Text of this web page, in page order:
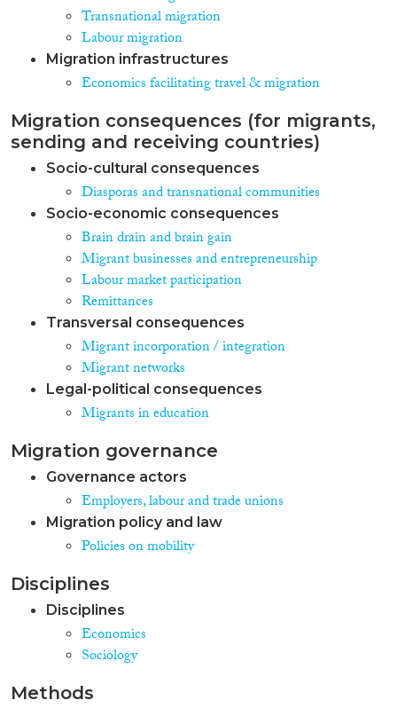
Team aufgebaut wurde bzw.
aufgebaut wird. Das IAB wird
darüber hinaus Mikodatensätze
wie die IAB-
Beschäftigtenstichprobe den
Verfügung stellen bzw. bei der
Arbeit mit den Partnern beraten.
Im zweiten Teilprojekt wird das
IAB die Effekte der regionalen
Verteilung der Migranten über
die Länder untersuchen: Die
Determinanten und Ursachen
der regionalen Konzentration
von Migranten in prosperienden
urbanen Regionen, die
Substitution der regionalen
Migration von Inländern durch
internationale Migranten, die
Lohneffekte der internationalen
Migration in verschiedenen
Regionen bei zentralen
Tarifverhandlungen. Das IAB
wird in diesem Teilprojekt mit
Universität Turin kooperieren. II.
Trainingsaktivitäten Im
Rahmen des Projektes wird
jedes Jahr eine Summer-School
für die Junior-Forscher in dem
Exzellenznetzwerk sowie
übernommen, das IAB wird sich
durch Vorträge und
Transnational migration
Labour migration
Migration infrastructures
Economics facilitating travel & migration
Migration consequences (for migrants,
sending and receiving countries)
Socio-cultural consequences
Diasporas and transnational communities
Socio-economic consequences
Brain drain and brain gain
Migrant businesses and entrepreneurship
Labour market participation
Remittances
Transversal consequences
Migrant incorporation / integration
Migrant networks
Legal-political consequences
Migrants in education
Migration governance
Governance actors
Employers, labour and trade unions
Migration policy and law
Policies on mobility
Disciplines
Disciplines
Economics
Sociology
Methods